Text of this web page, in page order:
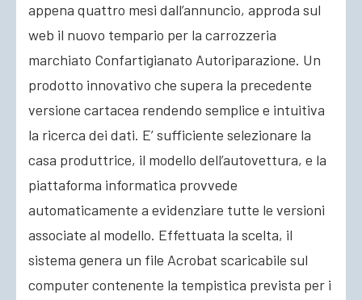
appena quattro mesi dall’annuncio, approda sul
web il nuovo tempario per la carrozzeria
marchiato Confartigianato Autoriparazione. Un
prodotto innovativo che supera la precedente
versione cartacea rendendo semplice e intuitiva
la ricerca dei dati. E’ sufficiente selezionare la
casa produttrice, il modello dell’autovettura, e la
piattaforma informatica provvede
automaticamente a evidenziare tutte le versioni
associate al modello. Effettuata la scelta, il
sistema genera un file Acrobat scaricabile sul
computer contenente la tempistica prevista per i